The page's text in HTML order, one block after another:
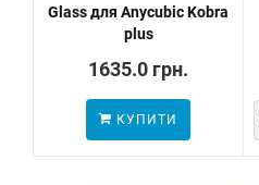
Glass для Anycubic Kobra
plus
1635.0 грн.
КУПИТИ